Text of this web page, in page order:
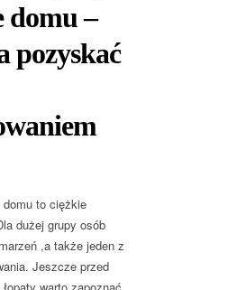
domu –
pozyskać
domu to ciężkie
dużej grupy osób
,a także jeden z
Jeszcze przed